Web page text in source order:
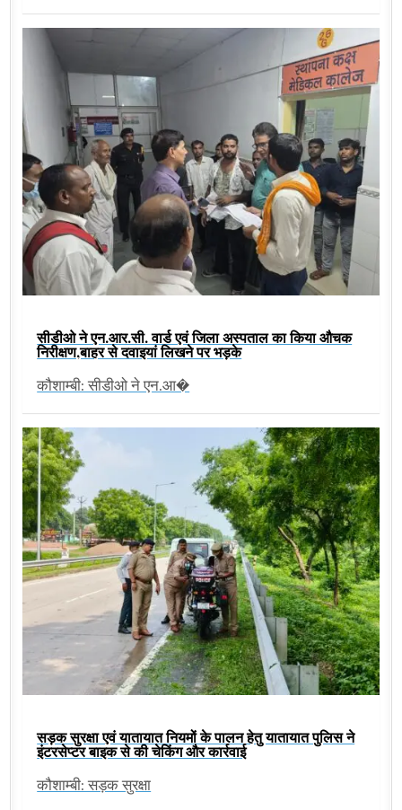
सीडीओ ने एन.आर.सी. वार्ड एवं जिला अस्पताल का किया औचक
निरीक्षण,बाहर से दवाइयां लिखने पर भड़के
कौशाम्बी: सीडीओ ने एन.आ�
सड़क सुरक्षा एवं यातायात नियमों के पालन हेतु यातायात पुलिस ने
इंटरसेप्टर बाइक से की चेकिंग और कार्रवाई
कौशाम्बी: सड़क सुरक्षा